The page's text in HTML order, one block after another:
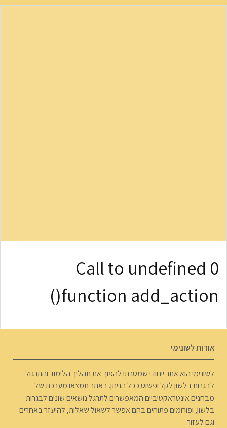
0 Call to undefined
function add_action()
אודות לשונימי
לשונימי הוא אתר ייחודי שמטרתו להפוך את תהליך הלימוד והתרגול
לבגרות בלשון לקל ופשוט ככל הניתן. באתר תמצאו מערכת של
מבחנים אינטראקטיביים המאפשרים לתרגל נושאים שונים לבגרות
בלשון, ופורומים פתוחים בהם אפשר לשאול שאלות, להיעזר באחרים
וגם לעזור.